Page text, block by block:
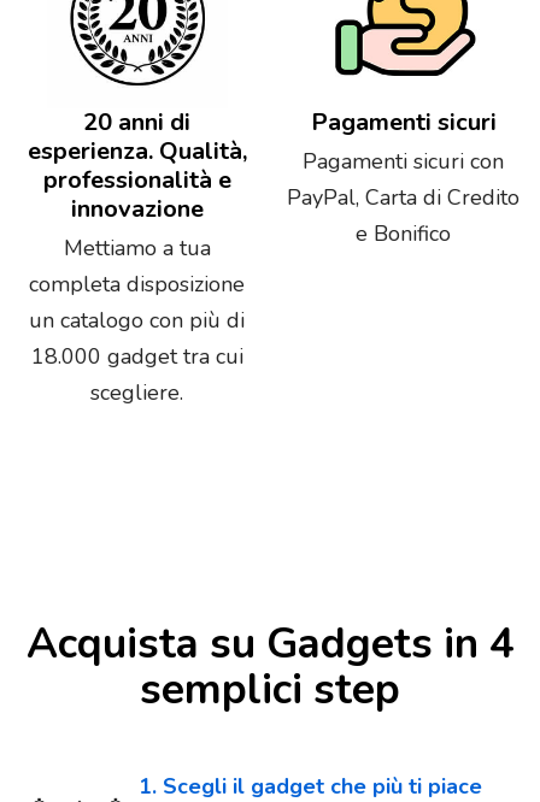
20 anni di
esperienza. Qualità,
professionalità e
innovazione
Mettiamo a tua
completa disposizione
un catalogo con più di
18.000 gadget tra cui
scegliere.
Pagamenti sicuri
Pagamenti sicuri con
PayPal, Carta di Credito
e Bonifico
Acquista su Gadgets in 4
semplici step
1. Scegli il gadget che più ti piace